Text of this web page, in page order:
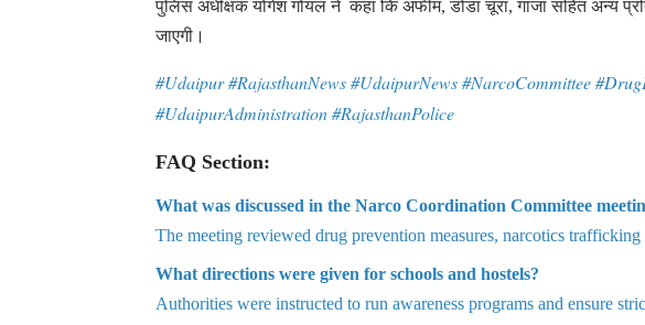
पुलिस अधीक्षक योगेश गोयल ने कहा कि अफीम, डोडा चूरा, गांजा सहित अन्य
जाएगी।
#Udaipur #RajasthanNews #UdaipurNews #NarcoCommittee
#UdaipurAdministration #RajasthanPolice
FAQ Section:
What was discussed in the Narco Coordination Committee
The meeting reviewed drug prevention measures, narcotics
What directions were given for schools and hostels?
Authorities were instructed to run awareness programs and ensure